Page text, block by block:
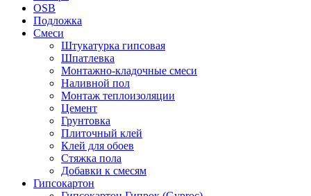
OSB
Подложка
Смеси
Штукатурка гипсовая
Шпатлевка
Монтажно-кладочные смеси
Наливной пол
Монтаж теплоизоляции
Цемент
Грунтовка
Плиточный клей
Клей для обоев
Стяжка пола
Добавки к смесям
Гипсокартон